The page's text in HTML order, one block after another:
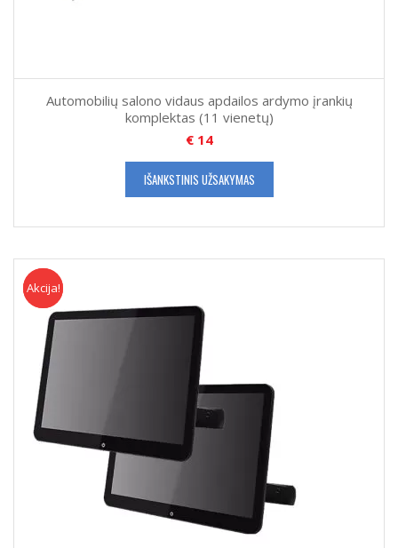
Automobilių salono vidaus apdailos ardymo įrankių
komplektas (11 vienetų)
€14
IŠANKSTINIS UŽSAKYMAS
Akcija
Akcija!